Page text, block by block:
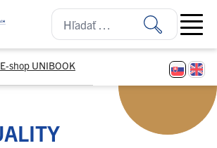
E-shop UNIBOOK
Open